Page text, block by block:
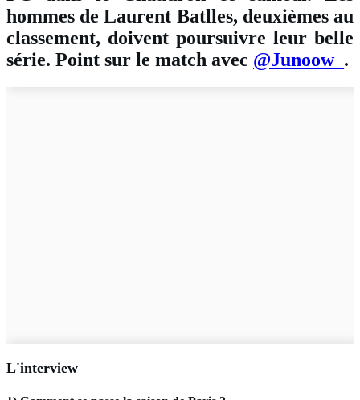
hommes de Laurent Batlles, deuxièmes au
classement, doivent poursuivre leur belle
série. Point sur le match avec @Junoow_ .
L'interview